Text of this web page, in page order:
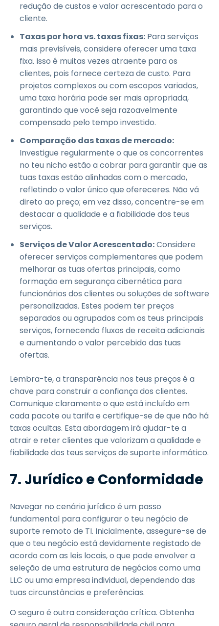
redução de custos e valor acrescentado para o
cliente.
Taxas por hora vs. taxas fixas: Para serviços
mais previsíveis, considere oferecer uma taxa
fixa. Isso é muitas vezes atraente para os
clientes, pois fornece certeza de custo. Para
projetos complexos ou com escopos variados,
uma taxa horária pode ser mais apropriada,
garantindo que você seja razoavelmente
compensado pelo tempo investido.
Comparação das taxas de mercado:
Investigue regularmente o que os concorrentes
no teu nicho estão a cobrar para garantir que as
tuas taxas estão alinhadas com o mercado,
refletindo o valor único que ofereceres. Não vá
direto ao preço; em vez disso, concentre-se em
destacar a qualidade e a fiabilidade dos teus
serviços.
Serviços de Valor Acrescentado:Considere
oferecer serviços complementares que podem
melhorar as tuas ofertas principais, como
formação em segurança cibernética para
funcionários dos clientes ou soluções de software
personalizadas. Estes podem ter preços
separados ou agrupados com os teus principais
serviços, fornecendo fluxos de receita adicionais
e aumentando o valor percebido das tuas
ofertas.
Lembra-te, a transparência nos teus preços é a
chave para construir a confiança dos clientes.
Comunique claramente o que está incluído em
cada pacote ou tarifa e certifique-se de que não há
taxas ocultas. Esta abordagem irá ajudar-te a
atrair e reter clientes que valorizam a qualidade e
fiabilidade dos teus serviços de suporte informático.
7. Jurídico e Conformidade
Navegar no cenário jurídico é um passo
fundamental para configurar o teu negócio de
suporte remoto de TI. Inicialmente, assegure-se de
que o teu negócio está devidamente registado de
acordo com as leis locais, o que pode envolver a
seleção de uma estrutura de negócios como uma
LLC ou uma empresa individual, dependendo das
tuas circunstâncias e preferências.
O seguro é outra consideração crítica. Obtenha